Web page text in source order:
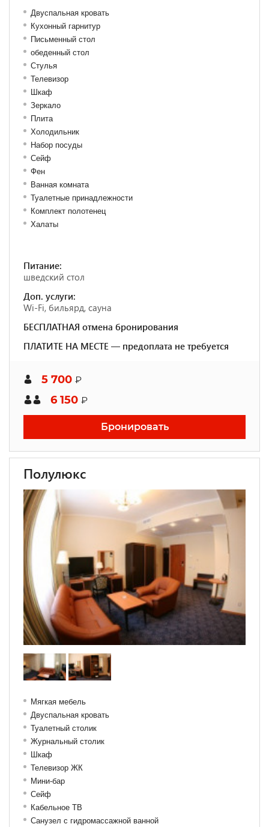
Двуспальная кровать
Кухонный гарнитур
Письменный стол
обеденный стол
Стулья
Телевизор
Шкаф
Зеркало
Плита
Холодильник
Набор посуды
Сейф
Фен
Ванная комната
Туалетные принадлежности
Комплект полотенец
Халаты
Питание:
шведский стол
Доп. услуги:
Wi-Fi, бильярд, сауна
БЕСПЛАТНАЯ отмена бронирования
ПЛАТИТЕ НА МЕСТЕ — предоплата не требуется
5 700 ₽
6 150 ₽
Бронировать
Полулюкс
Мягкая мебель
Двуспальная кровать
Туалетный столик
Журнальный столик
Шкаф
Телевизор ЖК
Мини-бар
Сейф
Кабельное ТВ
Санузел с гидромассажной ванной